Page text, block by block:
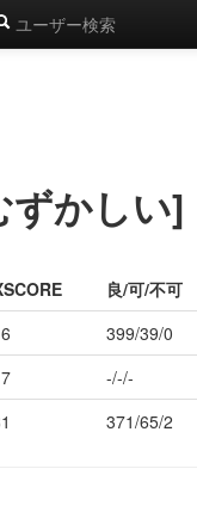
ユーザー検索
ずかしい]
良/可/不可
399/39/0
-/-/-
371/65/2